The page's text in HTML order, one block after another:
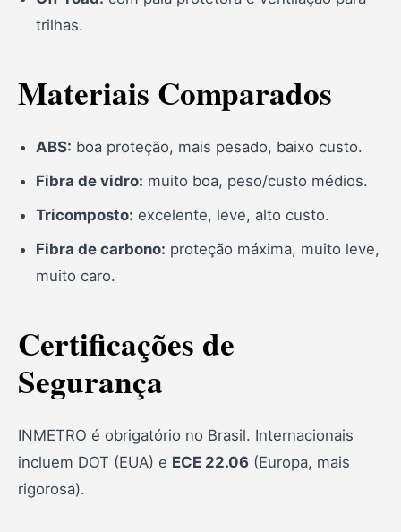
trilhas.
Materiais Comparados
ABS: boa proteção, mais pesado, baixo custo.
Fibra de vidro: muito boa, peso/custo médios.
Tricomposto: excelente, leve, alto custo.
Fibra de carbono: proteção máxima, muito leve,
muito caro.
Certificações de
Segurança
INMETRO é obrigatório no Brasil. Internacionais
incluem DOT (EUA) e ECE 22.06 (Europa, mais
rigorosa).